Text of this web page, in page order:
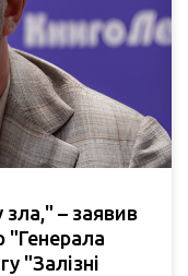
– заявив
"Генерала
"Залізні